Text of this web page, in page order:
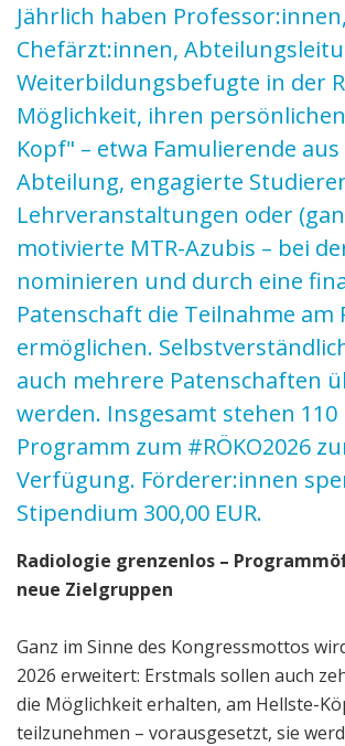
Jährlich haben Professor:innen,
Chefärzt:innen,
Weiterbildungsbefugte in der
Möglichkeit, ihren
Kopf" – etwa Famulierende
Abteilung, engagierte
Lehrveranstaltungen oder
motivierte MTR-Azubis – bei
nominieren und durch eine
Patenschaft die Teilnahme am
ermöglichen.
auch mehrere Patenschaften
werden. Insgesamt stehen 110
Programm zum #RÖKO2026
Verfügung. Förderer:innen
Stipendium 300,00 EUR.
Radiologie grenzenlos –
neue Zielgruppen
Ganz im Sinne des Kongressmottos
2026 erweitert: Erstmals sollen auch
die Möglichkeit erhalten, am Hellste-
teilzunehmen – vorausgesetzt, sie